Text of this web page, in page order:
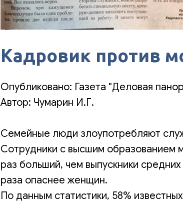
Кадровик против
Опубликовано: Газета "Деловая
Автор: Чумарин И.Г.
Семейные люди злоупотребляют
Сотрудники с высшим образованием
раз больший, чем выпускники
раза опаснее женщин.
По данным статистики, 58%